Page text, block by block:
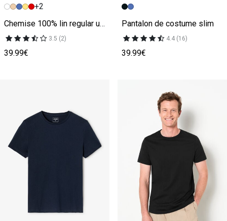
Image précédente
Image suivante
+2
Chemise 100% lin regular unie
3.5 (2)
39.99€
Image précédente
Image suivante
Pantalon de costume slim
4.4 (16)
39.99€